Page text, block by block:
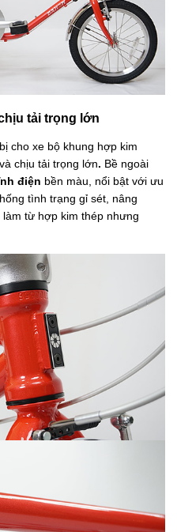
tải trọng lớn
cho xe bộ khung hợp kim
chịu tải trọng lớn. Bề ngoài
điện bền màu, nổi bật với ưu
tình trạng gỉ sét, nâng
từ hợp kim thép nhưng